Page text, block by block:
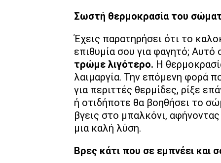
Σωστή θερμοκρασία του
Έχεις παρατηρήσει ότι το
επιθυμία σου για φαγητό; Αυτό
τρώμε λιγότερο. Η
λαιμαργία. Την επόμενη φορά
για περιττές θερμίδες, ρίξε
ή οτιδήποτε θα βοηθήσει το
βγεις στο μπαλκόνι,
μια καλή λύση.
Βρες κάτι που σε εμπνέει και